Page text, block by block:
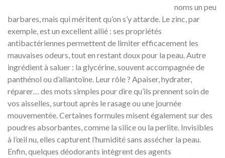
noms un peu
barbares, mais qui méritent qu’on s’y attarde. Le zinc, par
exemple, est un excellent allié : ses propriétés
antibactériennes permettent de limiter efficacement les
mauvaises odeurs, tout en restant doux pour la peau. Autre
ingrédient à saluer : la glycérine, souvent accompagnée de
panthénol ou d’allantoïne. Leur rôle ? Apaiser, hydrater,
réparer… des mots simples pour dire qu’ils prennent soin de
vos aisselles, surtout après le rasage ou une journée
mouvementée. Certaines formules misent également sur des
poudres absorbantes, comme la silice ou la perlite. Invisibles
à l’œil nu, elles capturent l’humidité sans assécher la peau.
Enfin, quelques déodorants intègrent des agents